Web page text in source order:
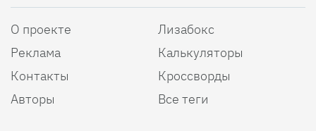
О проекте
Реклама
Контакты
Авторы
Лизабокс
Калькуляторы
Кроссворды
Все теги